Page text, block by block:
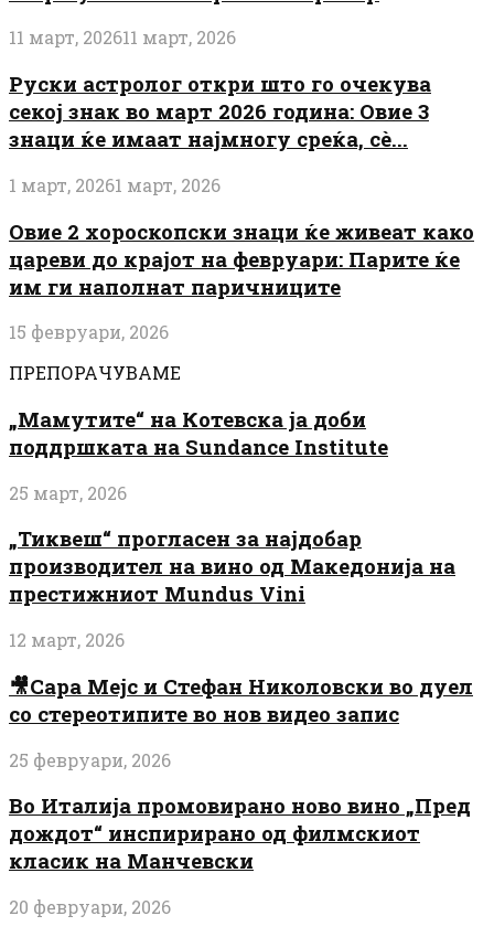
11 март, 202611 март, 2026
Руски астролог откри што го очекува
секој знак во март 2026 година: Овие 3
знаци ќе имаат најмногу среќа, сè...
1 март, 20261 март, 2026
Овие 2 хороскопски знаци ќе живеат како
цареви до крајот на февруари: Парите ќе
им ги наполнат паричниците
15 февруари, 2026
ПРЕПОРАЧУВАМЕ
„Мамутите“ на Котевска ја доби
поддршката на Sundance Institute
25 март, 2026
„Тиквеш“ прогласен за најдобар
производител на вино од Македонија на
престижниот Mundus Vini
12 март, 2026
🎥Сара Мејс и Стефан Николовски во дуел
со стереотипите во нов видео запис
25 февруари, 2026
Во Италија промовирано ново вино „Пред
дождот“ инспирирано од филмскиот
класик на Манчевски
20 февруари, 2026